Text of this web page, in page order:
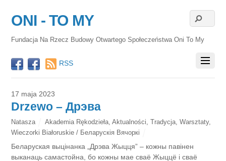
ONI - TO MY
Fundacja Na Rzecz Budowy Otwartego Społeczeństwa Oni To My
RSS
17 maja 2023
Drzewo – Дрэва
Natasza Akademia Rękodzieła Aktualności Tradycja Warsztaty,
Wieczorki Białoruskie / Беларускія Вячоркі
Беларуская выцінанка „Дрэва Жыцця” – кожны павінен
выканаць самастойна, бо кожны мае сваё Жыццё і сваё